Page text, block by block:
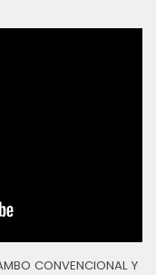
CONVENCIONAL Y